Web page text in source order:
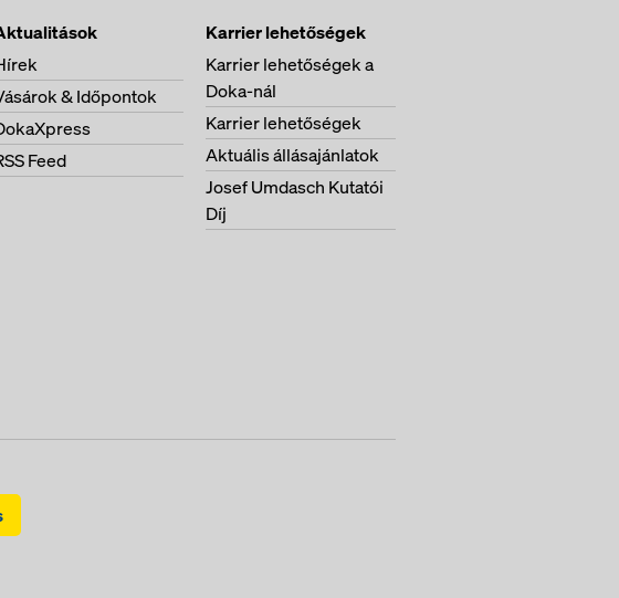
& Időpontok
Feed
Karrier lehetőségek
Karrier lehetőségek a
Doka-nál
Karrier lehetőségek
Aktuális állásajánlatok
Josef Umdasch Kutatói
Díj